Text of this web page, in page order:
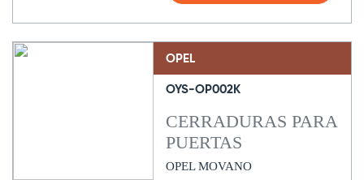
OPEL
OYS-OP002K
CERRADURAS PARA
PUERTAS
OPEL MOVANO